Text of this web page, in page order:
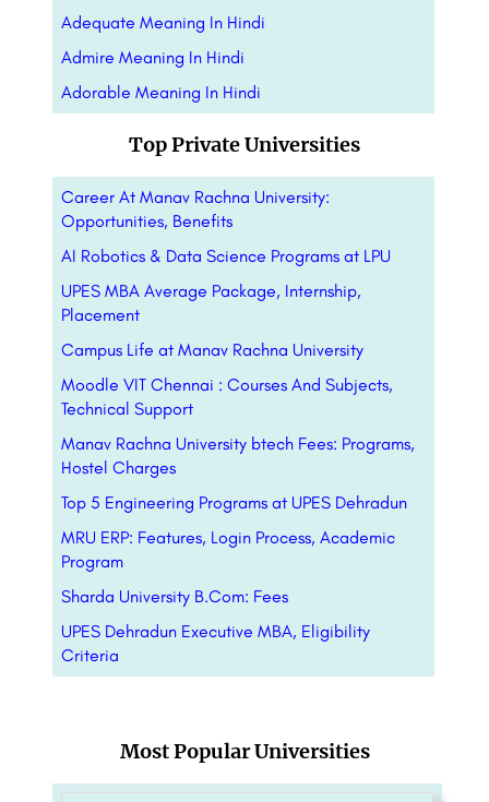
Adequate Meaning In Hindi
Admire Meaning In Hindi
Adorable Meaning In Hindi
Top Private Universities
Career At Manav Rachna University:
Opportunities, Benefits
AI Robotics & Data Science Programs at LPU
UPES MBA Average Package, Internship,
Placement
Campus Life at Manav Rachna University
Moodle VIT Chennai : Courses And Subjects,
Technical Support
Manav Rachna University btech Fees: Programs,
Hostel Charges
Top 5 Engineering Programs at UPES Dehradun
MRU ERP: Features, Login Process, Academic
Program
Sharda University B.Com: Fees
UPES Dehradun Executive MBA, Eligibility
Criteria
Most Popular Universities